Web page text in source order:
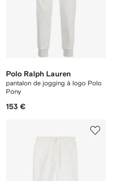
Polo Ralph Lauren
pantalon de jogging à logo Polo
Pony
153 €